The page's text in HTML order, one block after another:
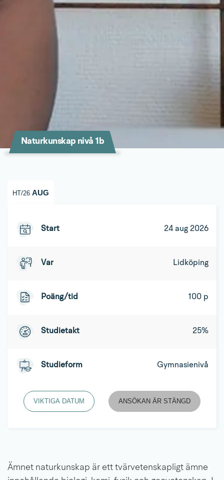
Naturkunskap nivå 1b
HT/26 AUG
Start 24 aug 2026
Var Lidköping
Poäng/tid 100 p
Studietakt 25%
Studieform Gymnasienivå
VIKTIGA DATUM ANSÖKAN ÄR STÄNGD
Ämnet naturkunskap är ett tvärvetenskapligt ämne